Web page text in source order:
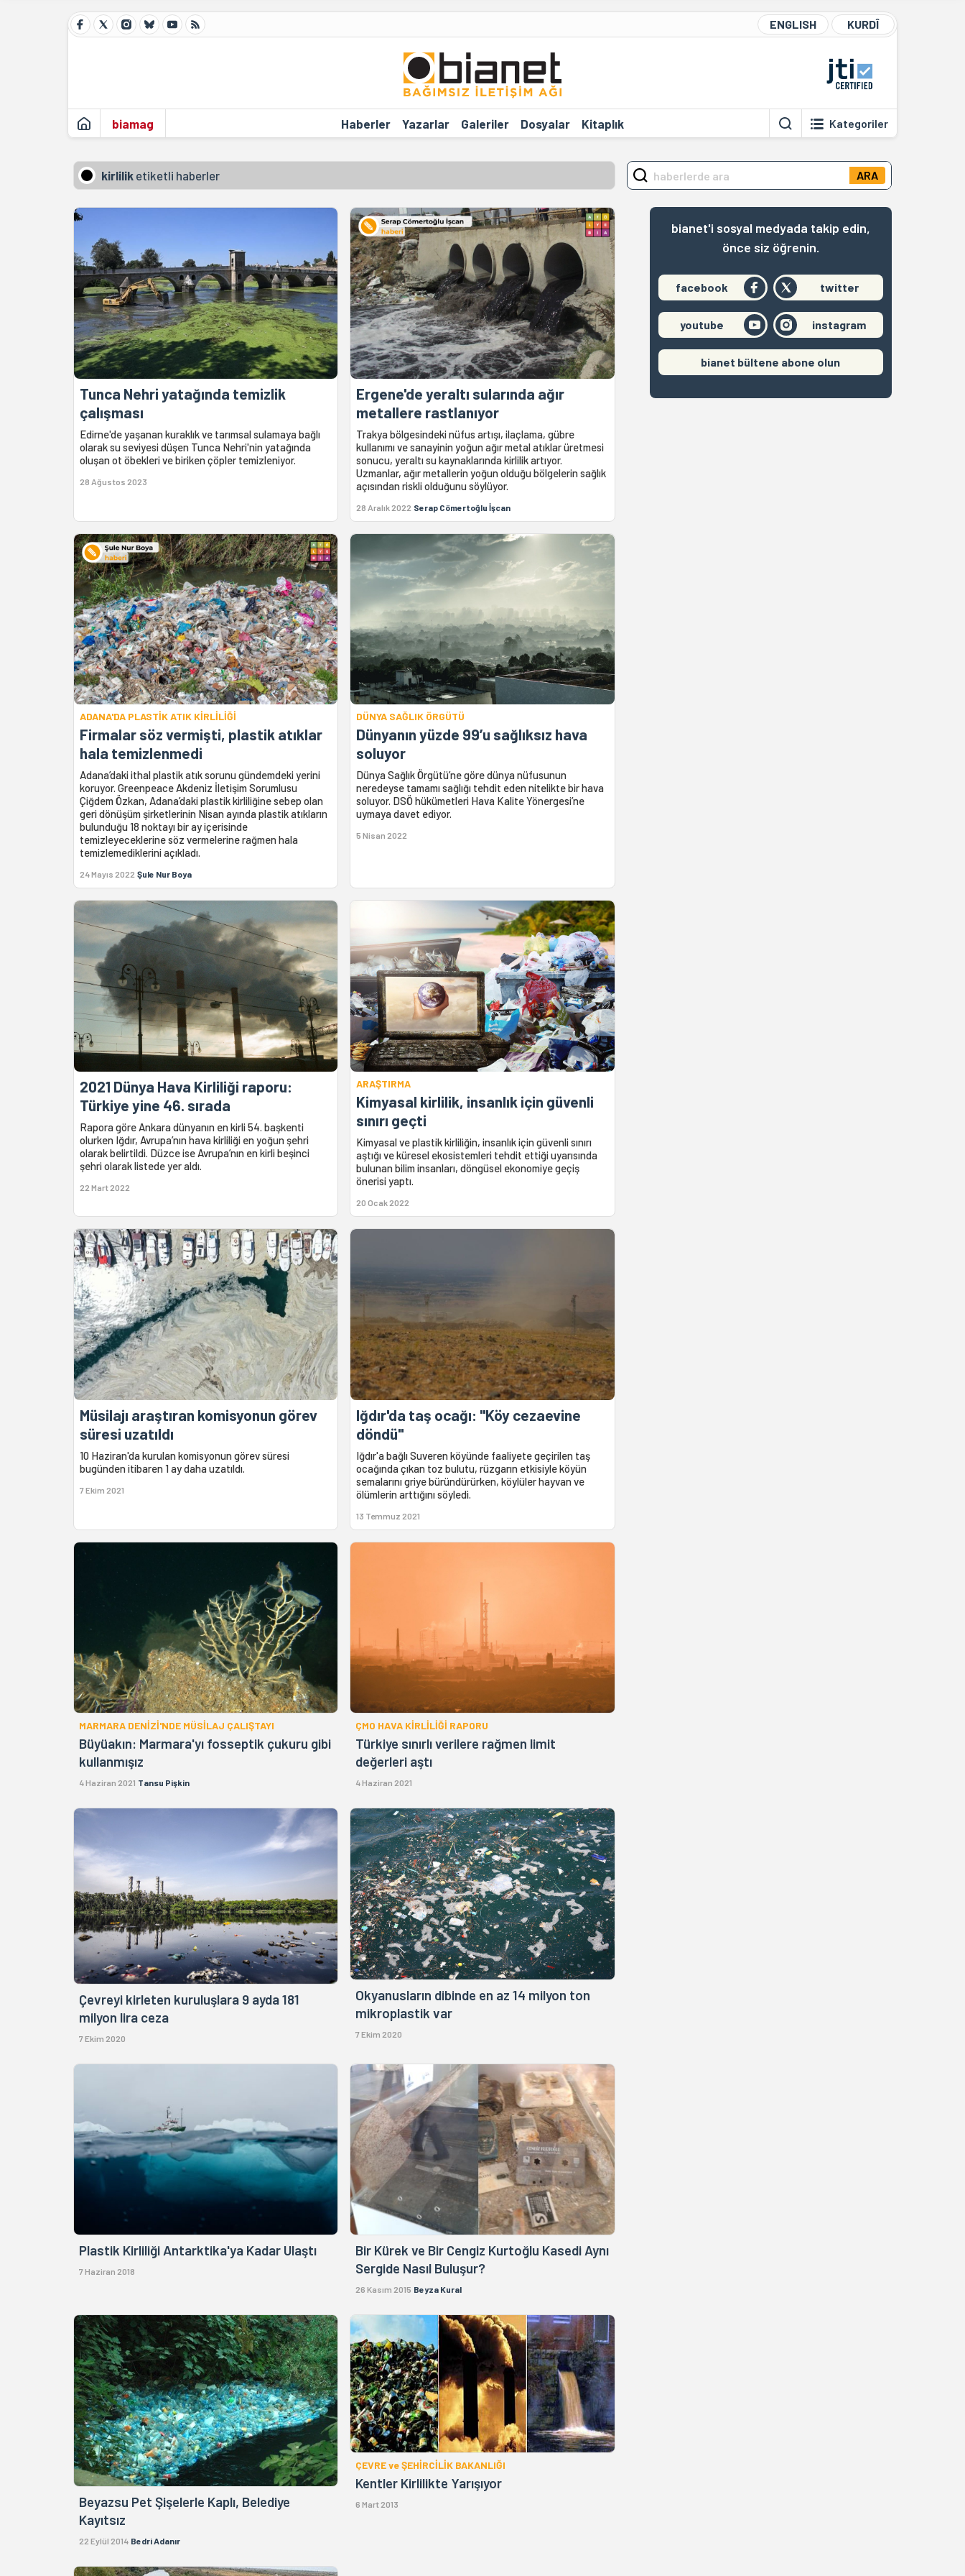
ENGLISH KURDÎ
biamag Haberler Yazarlar Galeriler Dosyalar Kitaplık Kategoriler
kirlilik etiketli haberler
Tunca Nehri yatağında temizlik
çalışması
Edirne'de yaşanan kuraklık ve tarımsal sulamaya bağlı
olarak su seviyesi düşen Tunca Nehri'nin yatağında
oluşan ot öbekleri ve biriken çöpler temizleniyor.
28 Ağustos 2023
Ergene'de yeraltı sularında ağır
metallere rastlanıyor
Trakya bölgesindeki nüfus artışı, ilaçlama, gübre
kullanımı ve sanayinin yoğun ağır metal atıklar üretmesi
sonucu, yeraltı su kaynaklarında kirlilik artıyor.
Uzmanlar, ağır metallerin yoğun olduğu bölgelerin sağlık
açısından riskli olduğunu söylüyor.
28 Aralık 2022 Serap Cömertoğlu İşcan
ADANA'DA PLASTİK ATIK KİRLİLİĞİ
Firmalar söz vermişti, plastik atıklar
hala temizlenmedi
Adana’daki ithal plastik atık sorunu gündemdeki yerini
koruyor. Greenpeace Akdeniz İletişim Sorumlusu
Çiğdem Özkan, Adana’daki plastik kirliliğine sebep olan
geri dönüşüm şirketlerinin Nisan ayında plastik atıkların
bulunduğu 18 noktayı bir ay içerisinde
temizleyeceklerine söz vermelerine rağmen hala
temizlemediklerini açıkladı.
24 Mayıs 2022 Şule Nur Boya
DÜNYA SAĞLIK ÖRGÜTÜ
Dünyanın yüzde 99’u sağlıksız hava
soluyor
Dünya Sağlık Örgütü’ne göre dünya nüfusunun
neredeyse tamamı sağlığı tehdit eden nitelikte bir hava
soluyor. DSÖ hükümetleri Hava Kalite Yönergesi’ne
uymaya davet ediyor.
5 Nisan 2022
2021 Dünya Hava Kirliliği raporu:
Türkiye yine 46. sırada
Rapora göre Ankara dünyanın en kirli 54. başkenti
olurken Iğdır, Avrupa’nın hava kirliliği en yoğun şehri
olarak belirtildi. Düzce ise Avrupa’nın en kirli beşinci
şehri olarak listede yer aldı.
22 Mart 2022
ARAŞTIRMA
Kimyasal kirlilik, insanlık için güvenli
sınırı geçti
Kimyasal ve plastik kirliliğin, insanlık için güvenli sınırı
aştığı ve küresel ekosistemleri tehdit ettiği uyarısında
bulunan bilim insanları, döngüsel ekonomiye geçiş
önerisi yaptı.
20 Ocak 2022
Müsilajı araştıran komisyonun görev
süresi uzatıldı
10 Haziran'da kurulan komisyonun görev süresi
bugünden itibaren 1 ay daha uzatıldı.
7 Ekim 2021
Iğdır'da taş ocağı: "Köy cezaevine
döndü"
Iğdır'a bağlı Suveren köyünde faaliyete geçirilen taş
ocağında çıkan toz bulutu, rüzgarın etkisiyle köyün
semalarını griye büründürürken, köylüler hayvan ve
ölümlerin arttığını söyledi.
13 Temmuz 2021
MARMARA DENİZİ'NDE MÜSİLAJ ÇALIŞTAYI
Büyüakın: Marmara'yı fosseptik çukuru gibi
kullanmışız
4 Haziran 2021 Tansu Pişkin
ÇMO HAVA KİRLİLİĞİ RAPORU
Türkiye sınırlı verilere rağmen limit
değerleri aştı
4 Haziran 2021
Çevreyi kirleten kuruluşlara 9 ayda 181
milyon lira ceza
7 Ekim 2020
Okyanusların dibinde en az 14 milyon ton
mikroplastik var
7 Ekim 2020
Plastik Kirliliği Antarktika'ya Kadar Ulaştı
7 Haziran 2018
Bir Kürek ve Bir Cengiz Kurtoğlu Kasedi Aynı
Sergide Nasıl Buluşur?
26 Kasım 2015 Beyza Kural
Beyazsu Pet Şişelerle Kaplı, Belediye
Kayıtsız
22 Eylül 2014 Bedri Adanır
ÇEVRE ve ŞEHİRCİLİK BAKANLIĞI
Kentler Kirlilikte Yarışıyor
6 Mart 2013
ARA
bianet'i sosyal medyada takip edin,
önce siz öğrenin.
facebook twitter
youtube instagram
bianet bültene abone olun